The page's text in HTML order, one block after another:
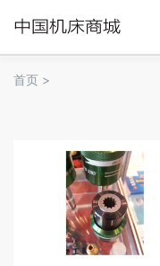
首页 >